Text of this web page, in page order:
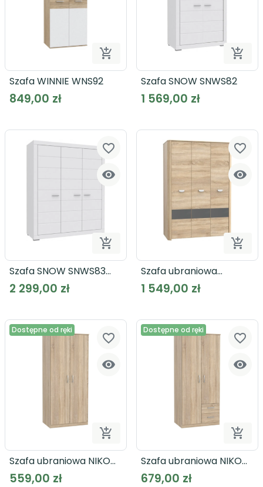

Dodaj do koszyka
Szafa WINNIE WNS92
849,00 zł

Szafa SNOW SNWS82
1 569,00 zł


Dodaj do koszyka
favorite_border
Szafa SNOW SNWS83
biała
2 299,00 zł


favorite_border
Szafa ubraniowa
trzydrzwiowa YOOP
YPS83
1 549,00 zł
Dostępne od ręki


Dodaj do koszyka
favorite_border
Szafa ubraniowa NIKO
NIKS80
559,00 zł
Dostępne od ręki


favorite_border
Szafa ubraniowa NIKO
NIKS81
679,00 zł